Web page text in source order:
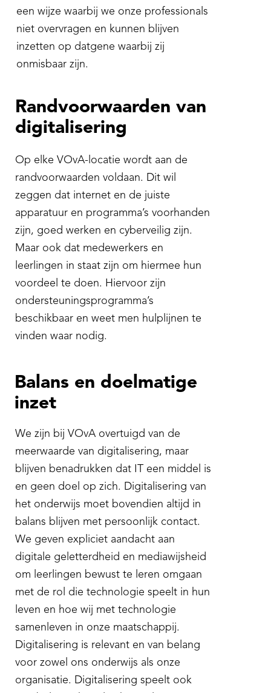
Balans en doelmatige
inzet
We zijn bij VOvA overtuigd van de
meerwaarde van digitalisering, maar
blijven benadrukken dat IT een middel is
en geen doel op zich. Digitalisering van
het onderwijs moet bovendien altijd in
balans blijven met persoonlijk contact.
We geven expliciet aandacht aan
digitale geletterdheid en mediawijsheid
om leerlingen bewust te leren omgaan
met de rol die technologie speelt in hun
leven en hoe wij met technologie
samenleven in onze maatschappij.
Digitalisering is relevant en van belang
voor zowel ons onderwijs als onze
organisatie. Digitalisering speelt ook
een wijze waarbij we onze professionals
niet overvragen en kunnen blijven
inzetten op datgene waarbij zij
onmisbaar zijn.
Randvoorwaarden van
digitalisering
Op elke VOvA-locatie wordt aan de
randvoorwaarden voldaan. Dit wil
zeggen dat internet en de juiste
apparatuur en programma’s voorhanden
zijn, goed werken en cyberveilig zijn.
Maar ook dat medewerkers en
leerlingen in staat zijn om hiermee hun
voordeel te doen. Hiervoor zijn
ondersteuningsprogramma’s
beschikbaar en weet men hulplijnen te
vinden waar nodig.